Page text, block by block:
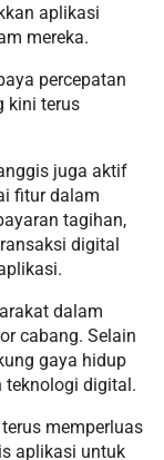
aplikasi
mereka.
percepatan
kini terus
juga aktif
fitur dalam
tagihan,
digital
dalam
cabang. Selain
gaya hidup
teknologi digital.
memperluas
aplikasi untuk